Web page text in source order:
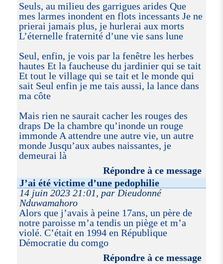
Seuls, au milieu des garrigues arides Que
mes larmes inondent en flots incessants Je ne
prierai jamais plus, je hurlerai aux morts
L’éternelle fraternité d’une vie sans lune
Seul, enfin, je vois par la fenêtre les herbes
hautes Et la faucheuse du jardinier qui se tait
Et tout le village qui se tait et le monde qui
sait Seul enfin je me tais aussi, la lance dans
ma côte
Mais rien ne saurait cacher les rouges des
draps De la chambre qu’inonde un rouge
immonde A attendre une autre vie, un autre
monde Jusqu’aux aubes naissantes, je
demeurai là
Répondre à ce message
J’ai été victime d’une pedophilie
14 juin 2023 21:01, par Dieudonné
Nduwamahoro
Alors que j’avais à peine 17ans, un père de
notre paroisse m’a tendis un piège et m’a
violé. C’était en 1994 en République
Démocratie du comgo
Répondre à ce message